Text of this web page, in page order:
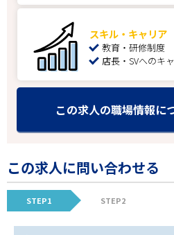
スキル・キャリア
教育・研修制度
店長・SVへのキ
この求人の職場情報に
この求人に問い合わせる
STEP1 STEP2